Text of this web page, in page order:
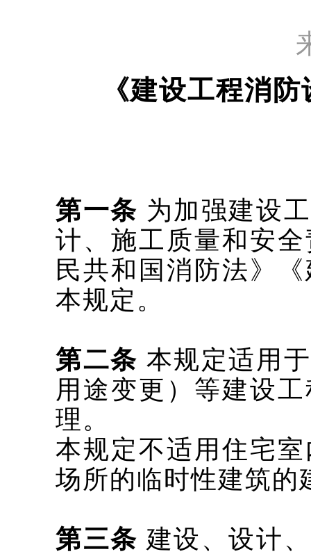
《建设工程消
第一条 为加强建设
计、施工质量和安
民共和国消防法》
本规定。
第二条 本规定适用
用途变更）等建设
理。
本规定不适用住宅
场所的临时性建筑的
第三条 建设、设计